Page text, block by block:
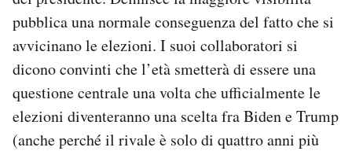
pubblica una normale conseguenza del fatto che si
avvicinano le elezioni. I suoi collaboratori si
dicono convinti che l’età smetterà di essere una
questione centrale una volta che ufficialmente le
elezioni diventeranno una scelta fra Biden e Trump
(anche perché il rivale è solo di quattro anni più